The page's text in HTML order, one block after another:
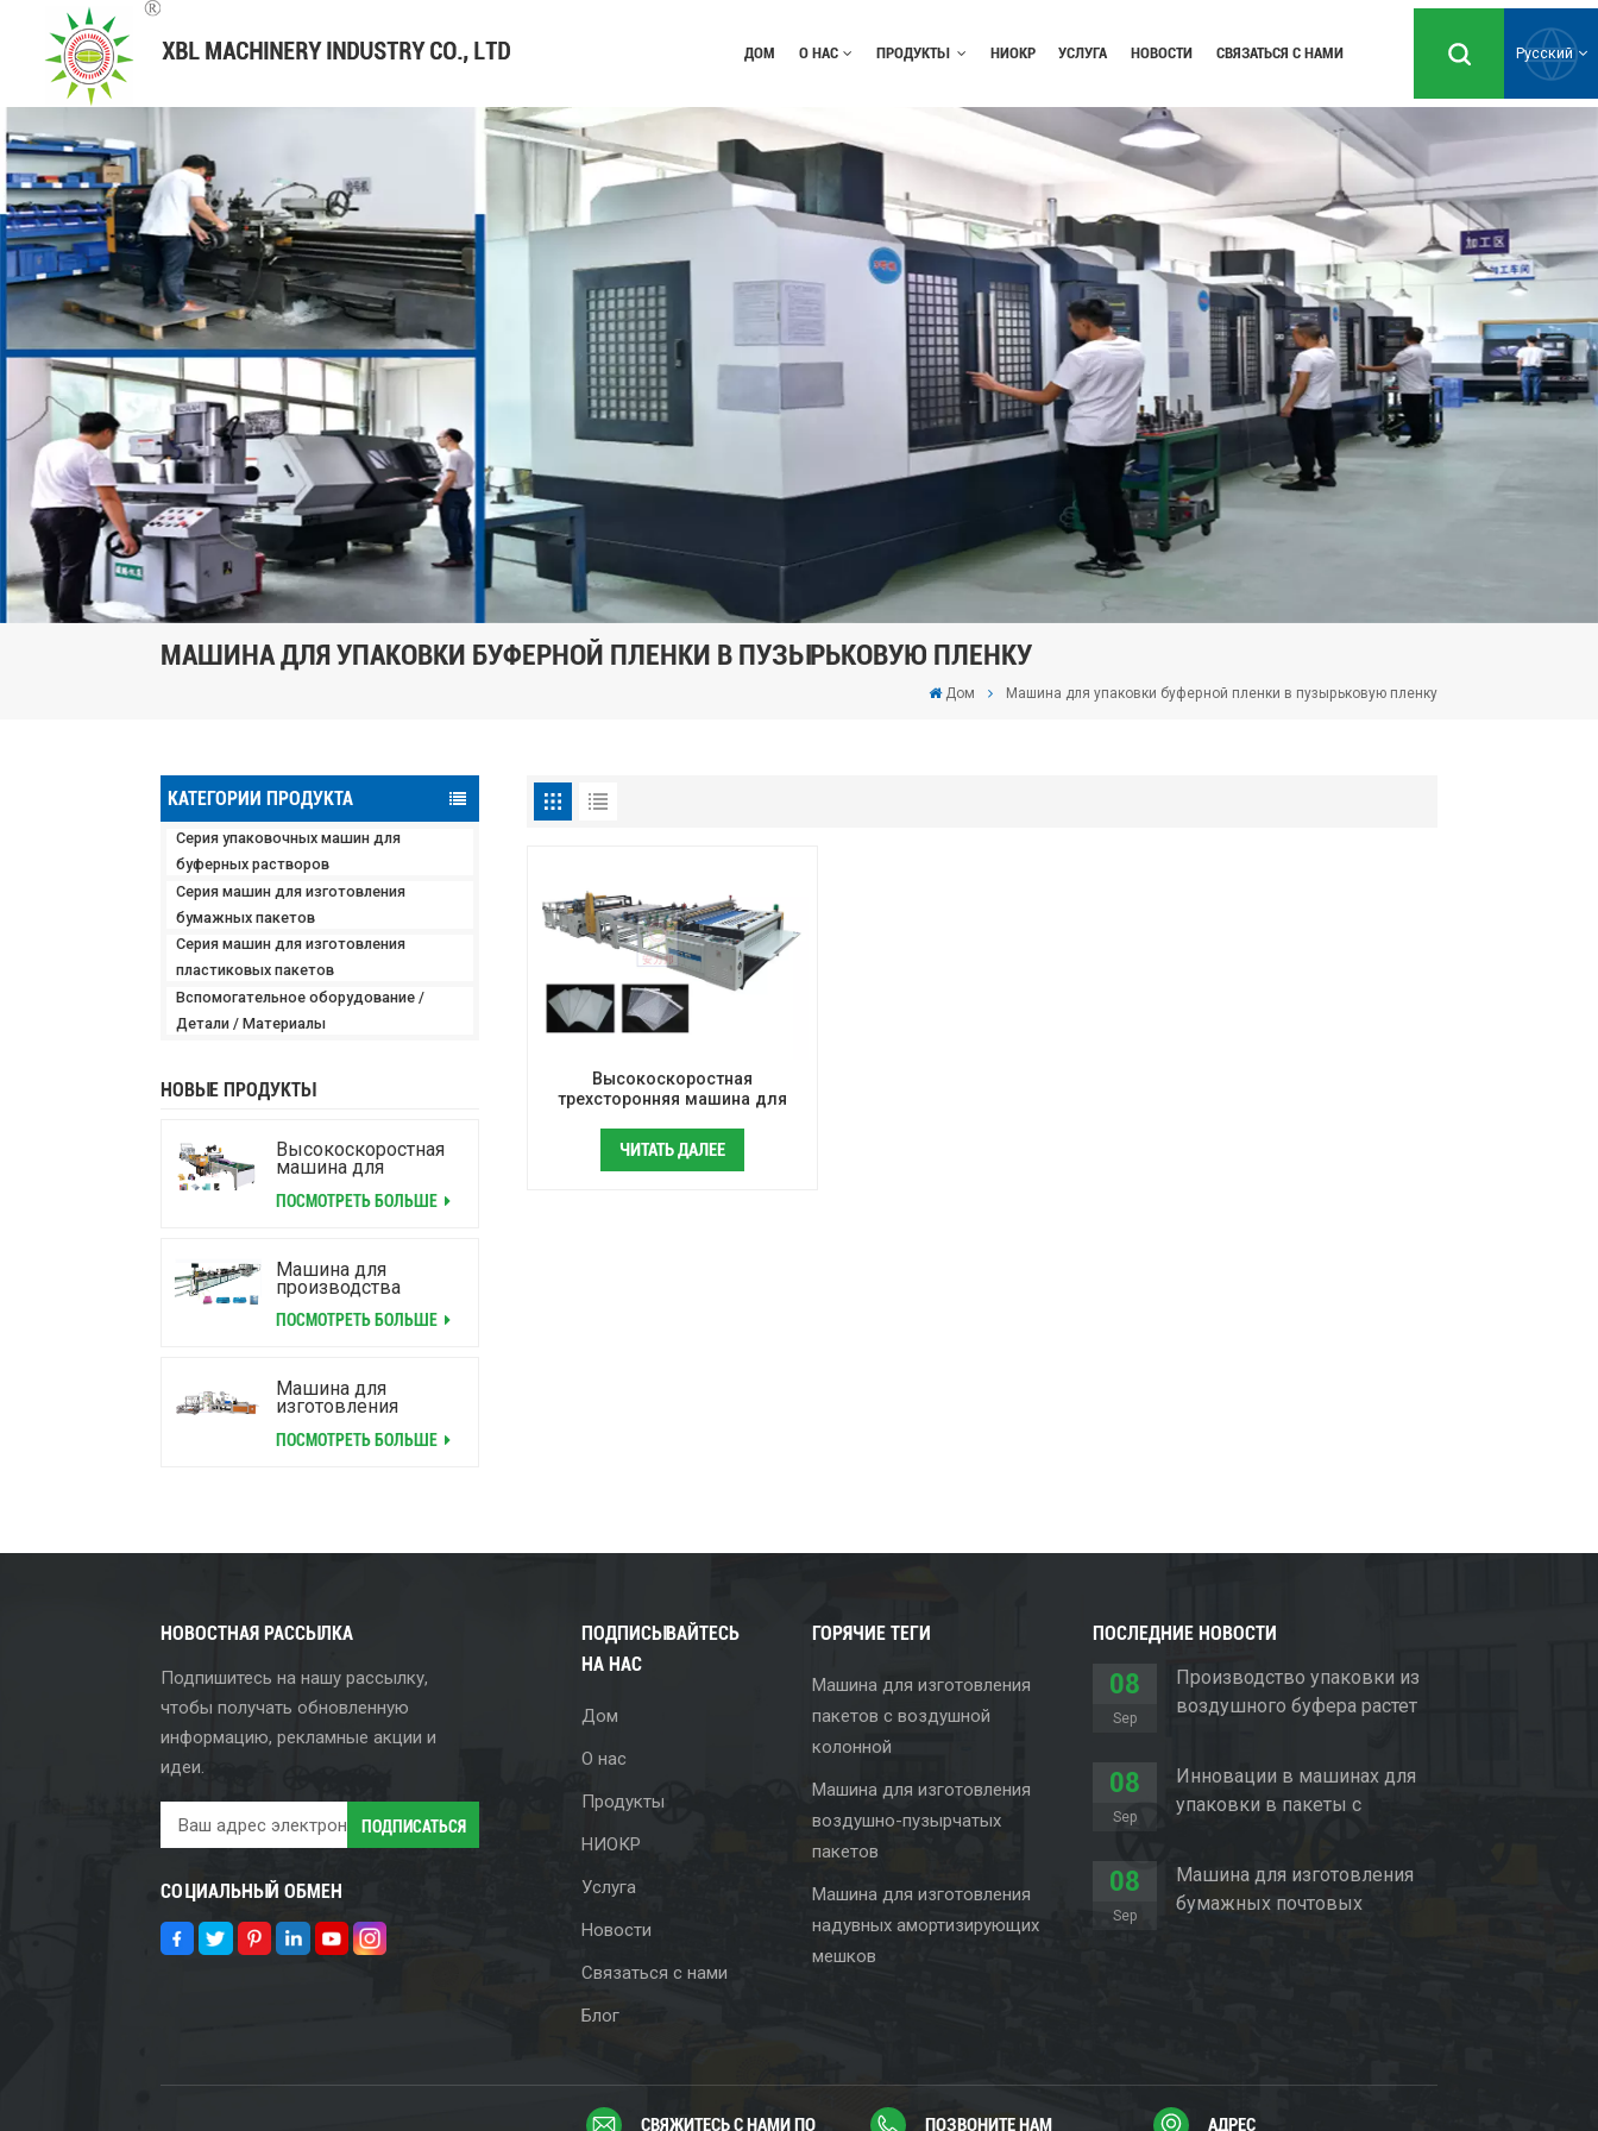
ДОМ О НАС ПРОДУКТЫ НИОКР УСЛУГА НОВОСТИ СВЯЗАТЬСЯ С НАМИ Русский
English
Русский
Español
Português
МАШИНА ДЛЯ УПАКОВКИ БУФЕРНОЙ ПЛЕНКИ В ПУЗЫРЬКОВУЮ ПЛЕНКУ
Дом Машина для упаковки буферной пленки в пузырьковую пленку
КАТЕГОРИИ ПРОДУКТА
Серия упаковочных машин для
буферных растворов
Серия машин для изготовления
бумажных пакетов
Серия машин для изготовления
пластиковых пакетов
Вспомогательное оборудование /
Детали / Материалы
НОВЫЕ ПРОДУКТЫ
Высокоскоростная
машина для
почтовых
воздушными
пузырьками
ПОСМОТРЕТЬ БОЛЬШЕ
Машина для
производства
ламинированных
пакетов с воздушно-
ПОСМОТРЕТЬ БОЛЬШЕ
Машина для
изготовления
полиэтилена
ПОСМОТРЕТЬ БОЛЬШЕ
Высокоскоростная
трехсторонняя машина для
воздушно-пузырчатой пленки/
мешков из пеноматериала EPE
ЧИТАТЬ ДАЛЕЕ
НОВОСТНАЯ РАССЫЛКА
Подпишитесь на нашу рассылку,
чтобы получать обновленную
информацию, рекламные акции и
идеи.
СОЦИАЛЬНЫЙ ОБМЕН
ПОДПИСЫВАЙТЕСЬ
НА НАС
Дом
О нас
Продукты
НИОКР
Услуга
Новости
Связаться с нами
Блог
ГОРЯЧИЕ ТЕГИ
Машина для изготовления
пакетов с воздушной
колонной
Машина для изготовления
воздушно-пузырчатых
пакетов
Машина для изготовления
надувных амортизирующих
мешков
ПОСЛЕДНИЕ НОВОСТИ
08
Sep
Производство упаковки из
воздушного буфера растет
08
Sep
Инновации в машинах для
упаковки в пакеты с
08
Sep
Машина для изготовления
бумажных почтовых
СВЯЖИТЕСЬ С НАМИ ПО ПОЗВОНИТЕ НАМ АДРЕС